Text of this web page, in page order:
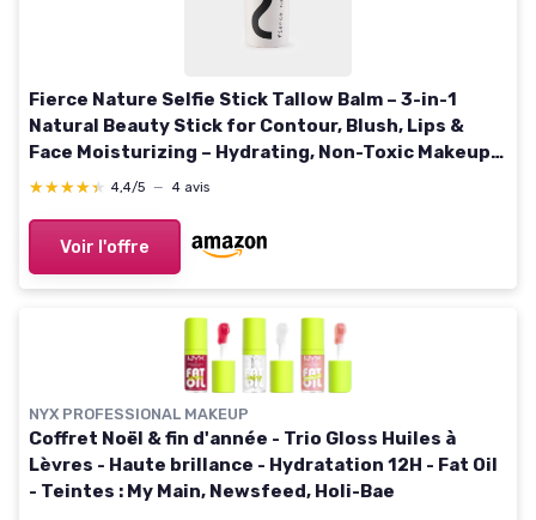
Fierce Nature Selfie Stick Tallow Balm – 3-in-1
Natural Beauty Stick for Contour, Blush, Lips &
Face Moisturizing – Hydrating, Non-Toxic Makeup
Balm – Shade: Rhiannon, 7g Rhiannon 7 g (Lot de 1)
★★★★★
★★★★★ 4,4/5 — 4 avis
Voir l'offre
NYX PROFESSIONAL MAKEUP
Coffret Noël & fin d'année - Trio Gloss Huiles à
Lèvres - Haute brillance - Hydratation 12H - Fat Oil
- Teintes : My Main, Newsfeed, Holi-Bae